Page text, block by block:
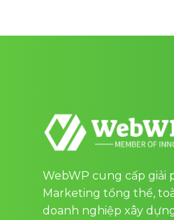
WebWP cung cấp giải
Marketing tổng thể,
doanh nghiệp xây